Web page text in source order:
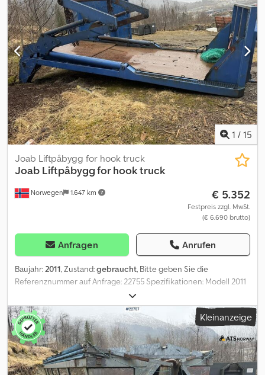
Cedpfx Ajzqknwoavsha
1 / 15
Norwegen 1.647 km
Joab Liftpåbygg for hook truck
Joab Liftpåbygg for hook truck
€ 5.352
Festpreis zzgl. MwSt.
(€ 6.690 brutto)
Anfragen Anrufen
Baujahr:2011, Zustand:gebraucht, Bitte geben Sie die
Referenznummer auf Anfrage: 22755 Spezifikationen: Modell 2011
Geeignet für 3-Achsen-Hakenlastwagen Ausziehbar hinten für 2
Container Fernbedienung inklusive Lieferbereit Beschreibung:
Wir haben einen 2011 Joab Hubaufbau für Hakenlastwagen zu
verkaufen. Es gibt einen ausziehbaren Bereich hinten, der Platz
für 2 Container bietet. Alles funktioniert laut dem Besitzer, aber
Fehler und Mängel können auftreten. Lieferbereit. Chsdszqk
Ecopfx Aavja Eigengewicht: 1 Model: Joab liftpåbygg til krokbil =
Kleinanzeige